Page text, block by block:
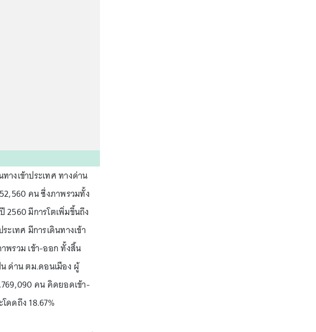
างเข้าประเทศ ทางด่าน
คน ซึ่งภาพรวมทั้ง
2560 มีการโตเพิ่มขึ้นถึง
เทศ มีการเดินทางเข้า
พรวม เข้า-ออก ทั้งสิ้น
ด่าน ตม.ดอนเมือง ผู้
คน คิดยอดเข้า-
ดดถึง 18.67%